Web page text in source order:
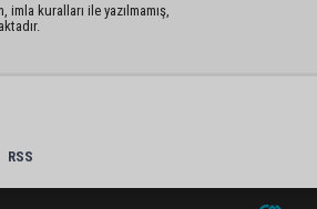
kuralları ile yazılmamış,
RSS